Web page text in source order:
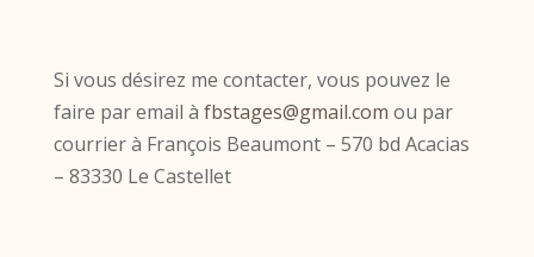
Si vous désirez me contacter, vous pouvez le
faire par email à fbstages@gmail.com ou par
courrier à François Beaumont – 570 bd Acacias
– 83330 Le Castellet